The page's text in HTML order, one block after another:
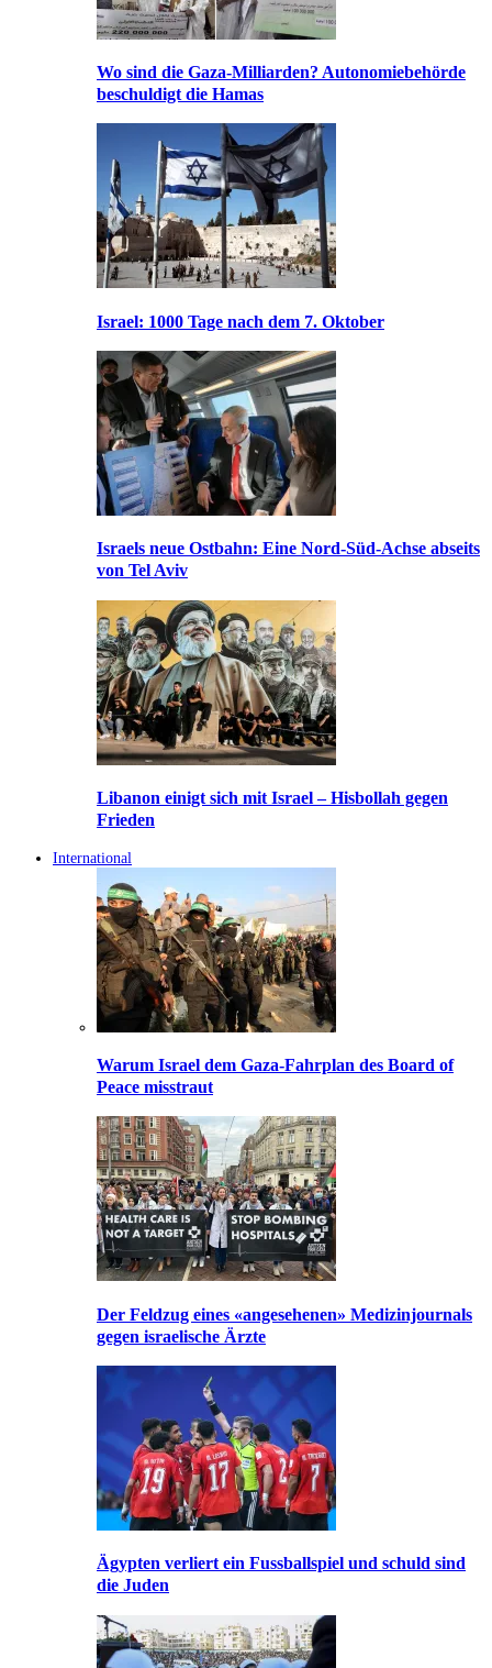
Wo sind die Gaza-Milliarden? Autonomiebehörde
beschuldigt die Hamas
Israel: 1000 Tage nach dem 7. Oktober
Israels neue Ostbahn: Eine Nord-Süd-Achse abseits
von Tel Aviv
Libanon einigt sich mit Israel – Hisbollah gegen
Frieden
International
Warum Israel dem Gaza-Fahrplan des Board of
Peace misstraut
Der Feldzug eines «angesehenen» Medizinjournals
gegen israelische Ärzte
Ägypten verliert ein Fussballspiel und schuld sind
die Juden